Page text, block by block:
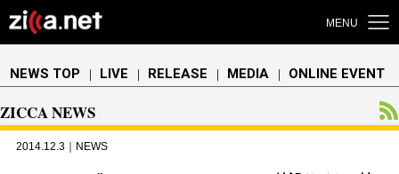
MENU
NEWS TOP ｜ LIVE ｜ RELEASE ｜ MEDIA ｜ ONLINE EVENT
ZICCA NEWS
2014.12.3｜NEWS